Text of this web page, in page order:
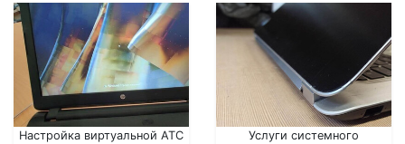
Настройка виртуальной АТС
Услуги системного